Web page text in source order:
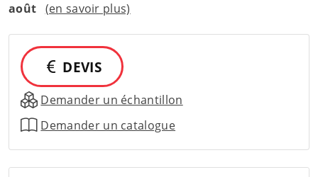
août (en savoir plus)
DEVIS
Demander un échantillon
Demander un catalogue